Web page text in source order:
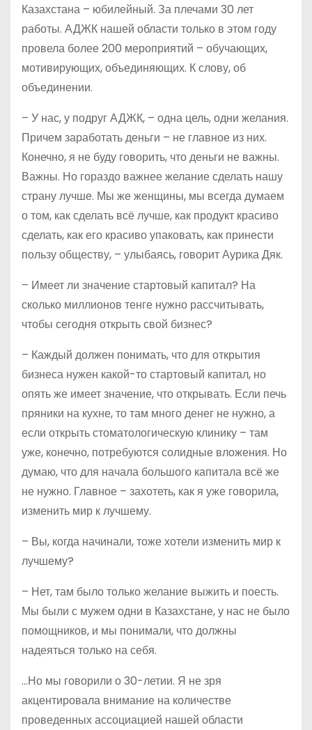
Казахстана – юбилейный. За плечами 30 лет
работы. АДЖК нашей области только в этом году
провела более 200 мероприятий – обучающих,
мотивирующих, объединяющих. К слову, об
объединении.
– У нас, у подруг АДЖК, – одна цель, одни желания.
Причем заработать деньги – не главное из них.
Конечно, я не буду говорить, что деньги не важны.
Важны. Но гораздо важнее желание сделать нашу
страну лучше. Мы же женщины, мы всегда думаем
о том, как сделать всё лучше, как продукт красиво
сделать, как его красиво упаковать, как принести
пользу обществу, – улыбаясь, говорит Аурика Дяк.
– Имеет ли значение стартовый капитал? На
сколько миллионов тенге нужно рассчитывать,
чтобы сегодня открыть свой бизнес?
– Каждый должен понимать, что для открытия
бизнеса нужен какой-то стартовый капитал, но
опять же имеет значение, что открывать. Если печь
пряники на кухне, то там много денег не нужно, а
если открыть стоматологическую клинику – там
уже, конечно, потребуются солидные вложения. Но
думаю, что для начала большого капитала всё же
не нужно. Главное – захотеть, как я уже говорила,
изменить мир к лучшему.
– Вы, когда начинали, тоже хотели изменить мир к
лучшему?
– Нет, там было только желание выжить и поесть.
Мы были с мужем одни в Казахстане, у нас не было
помощников, и мы понимали, что должны
надеяться только на себя.
…Но мы говорили о 30-летии. Я не зря
акцентировала внимание на количестве
проведенных ассоциацией нашей области